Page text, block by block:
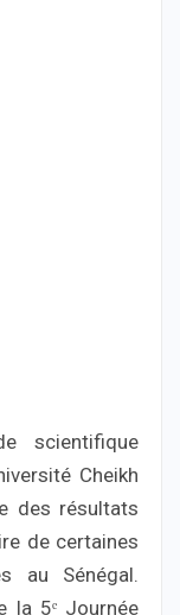
scientifique
Cheikh
des résultats
de certaines
au Sénégal.
la 5ᵉ Journée